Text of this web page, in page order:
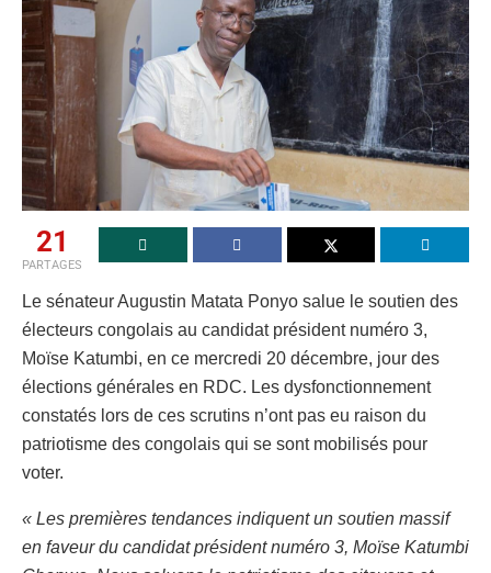
21
PARTAGES
Le sénateur Augustin Matata Ponyo salue le soutien des
électeurs congolais au candidat président numéro 3,
Moïse Katumbi, en ce mercredi 20 décembre, jour des
élections générales en RDC. Les dysfonctionnement
constatés lors de ces scrutins n’ont pas eu raison du
patriotisme des congolais qui se sont mobilisés pour
voter.
« Les premières tendances indiquent un soutien massif
en faveur du candidat président numéro 3, Moïse Katumbi